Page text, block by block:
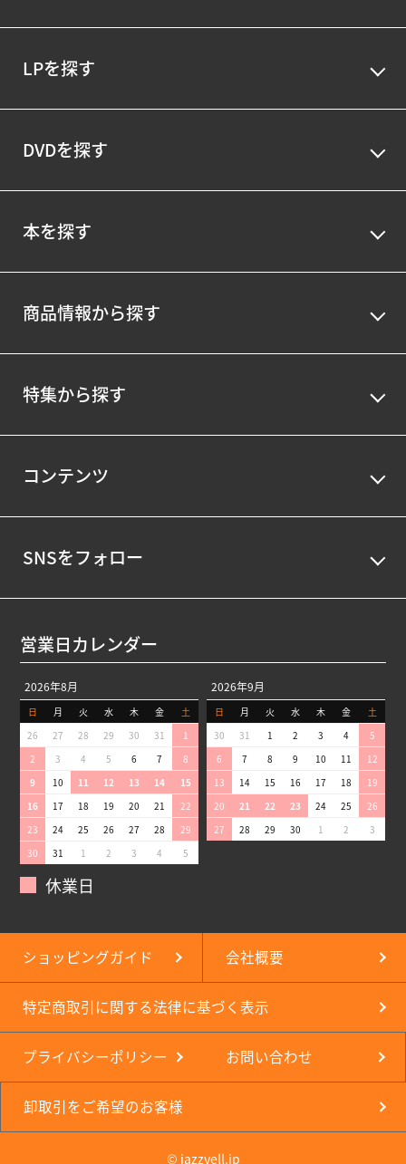
LPを探す
DVDを探す
本を探す
商品情報から探す
特集から探す
コンテンツ
SNSをフォロー
営業日カレンダー
2026年8月
日 月 火 水 木 金
土
26
27 28 29 30 31
1
2
3 4 5 6 7
8
9
10 11 12 13 14
15
16
17 18 19 20 21
22
23
24 25 26 27 28
29
30
31 1 2 3 4 5
2026年9月
日 月 火 水 木 金
土
30
31 1 2 3 4
5
6
7 8 9 10 11
12
13
14 15 16 17 18
19
20
21 22 23 24 25
26
27
28 29 30 1 2 3
休業日
ショッピングガイド 会社概要
特定商取引に関する法律に基づく表示
プライバシーポリシー お問い合わせ
卸取引をご希望のお客様
© jazzyell.jp